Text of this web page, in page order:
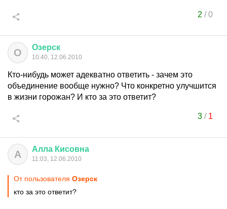
2 /0
О Озерск
10:40, 12.06.2010
Кто-нибудь может адекватно ответить - зачем это
объединение вообще нужно? Что конкретно улучшится
в жизни горожан? И кто за это ответит?
3/ 1
А Алла Кисовна
11:03, 12.06.2010
От пользователя Озерск
кто за это ответит?